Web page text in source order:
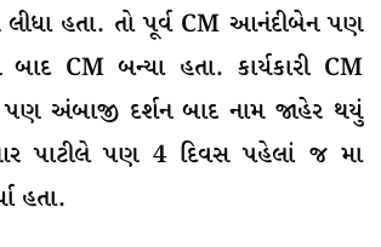
લીધા હતા. તો પૂર્વ CM આનંદીબેન પણ
બાદ CM બન્યા હતા. કાર્યકારી CM
અંબાજી દર્શન બાદ નામ જાહેર થયું
પાટીલે પણ 4 દિવસ પહેલાં જ મા
હતા.